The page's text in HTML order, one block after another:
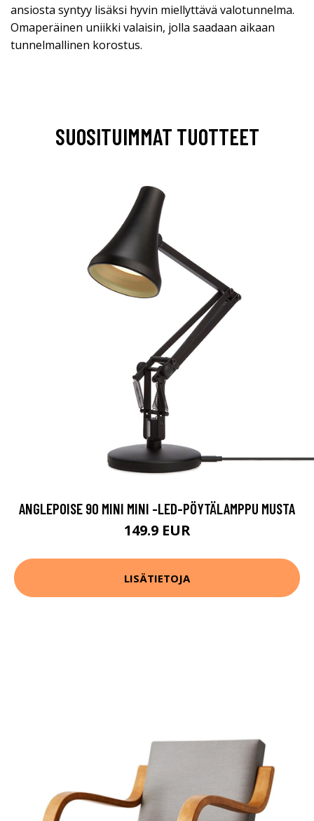
ansiosta syntyy lisäksi hyvin miellyttävä valotunnelma.
Omaperäinen uniikki valaisin, jolla saadaan aikaan
tunnelmallinen korostus.
SUOSITUIMMAT TUOTTEET
ANGLEPOISE 90 MINI MINI -LED-PÖYTÄLAMPPU MUSTA
149.9 EUR
LISÄTIETOJA